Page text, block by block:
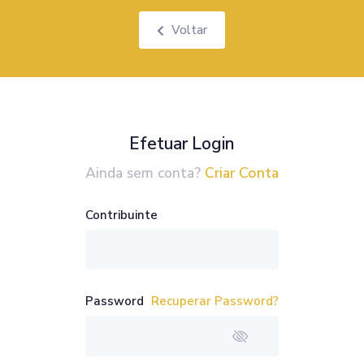
Voltar
Efetuar Login
Ainda sem conta? Criar Conta
Contribuinte
Password Recuperar Password?